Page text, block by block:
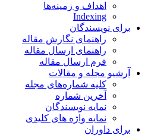
اهداف و زمینه‌ها
Indexing
برای نویسندگان
راهنمای نگارش مقاله
راهنمای ارسال مقاله
فرم ارسال مقاله
آرشیو مجله و مقالات
کلیه شماره‌های مجله
آخرین شماره
نمایه نویسندگان
نمایه واژه های کلیدی
برای داوران